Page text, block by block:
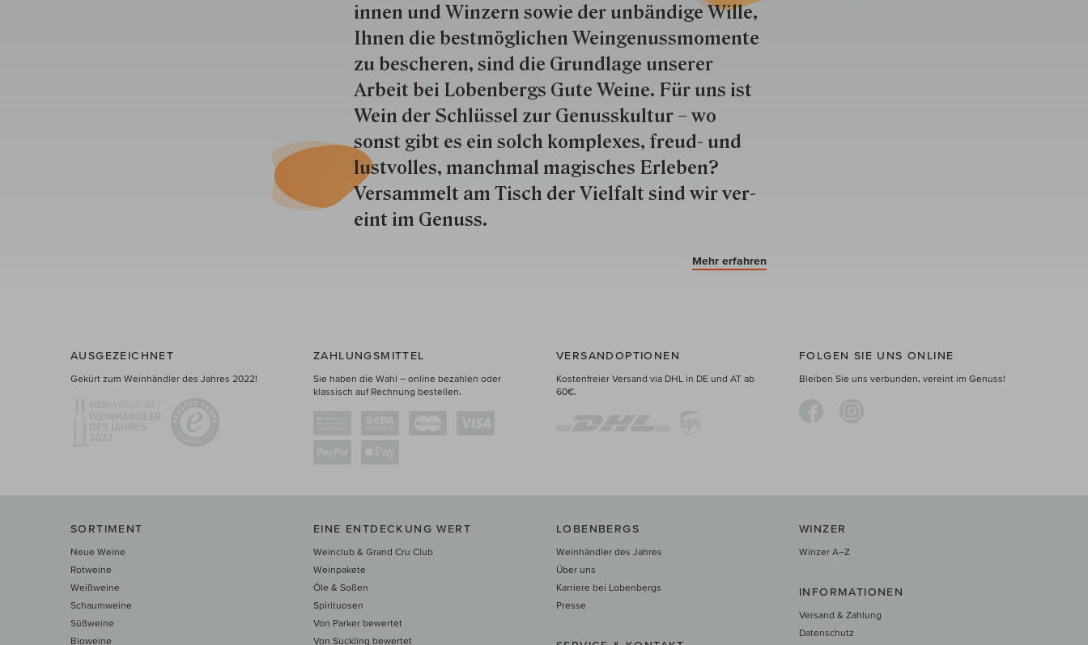
innen und Win­zern so­wie der un­bän­dige Wille,
Ihnen die best­mög­lich­en Wein­genuss­momente
zu besche­ren, sind die Grund­lage unserer
Arbeit bei Lobenbergs Gute Weine. Für uns ist
Wein der Schlüs­sel zur Genuss­kultur – wo
sonst gibt es ein solch kom­plexes, freud- und
lustvolles, manchmal ma­gisch­es Er­le­ben?
Versammelt am Tisch der Vielfalt sind wir ver­
eint im Genuss.
Mehr erfahren
AUSGEZEICHNET
Gekürt zum Weinhändler des Jahres 2022!
ZAHLUNGSMITTEL
Sie haben die Wahl – online bezahlen oder
klassisch auf Rechnung bestellen.
VERSANDOPTIONEN
Kostenfreier Versand via DHL in DE und AT ab
60€.
FOLGEN SIE UNS ONLINE
Bleiben Sie uns verbunden, vereint im Genuss!
SORTIMENT
Neue Weine
Rotweine
Weißweine
Schaumweine
Süßweine
Bioweine
EINE ENTDECKUNG WERT
Weinclub & Grand Cru Club
Weinpakete
Öle & Soßen
Spirituosen
Von Parker bewertet
Von Suckling bewertet
LOBENBERGS
Weinhändler des Jahres
Über uns
Karriere bei Lobenbergs
Presse
WINZER
Winzer A–Z
INFORMATIONEN
Versand & Zahlung
Datenschutz